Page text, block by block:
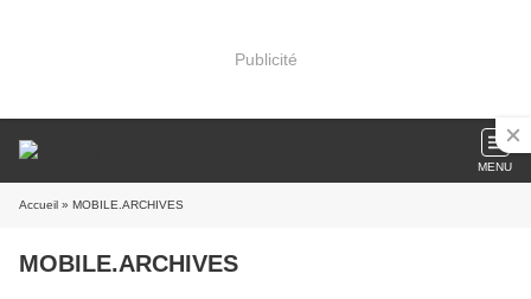
Publicité
MENU
Accueil » MOBILE.ARCHIVES
MOBILE.ARCHIVES